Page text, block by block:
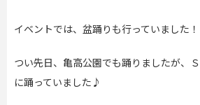
イベントでは、盆踊りも行っていました！
つい先日、亀高公園でも踊りましたが、
に踊っていました♪